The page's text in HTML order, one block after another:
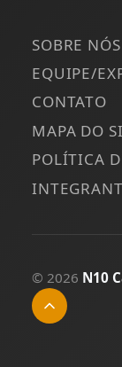
SOBRE NÓS
EQUIPE/
CONTATO
MAPA DO
POLÍTICA
© 2026 N10